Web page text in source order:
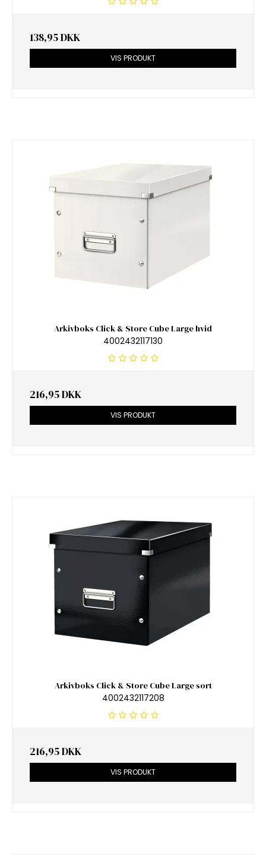
138,95 DKK
VIS PRODUKT
Arkivboks Click & Store Cube Large hvid
4002432117130
216,95 DKK
VIS PRODUKT
Arkivboks Click & Store Cube Large sort
4002432117208
216,95 DKK
VIS PRODUKT